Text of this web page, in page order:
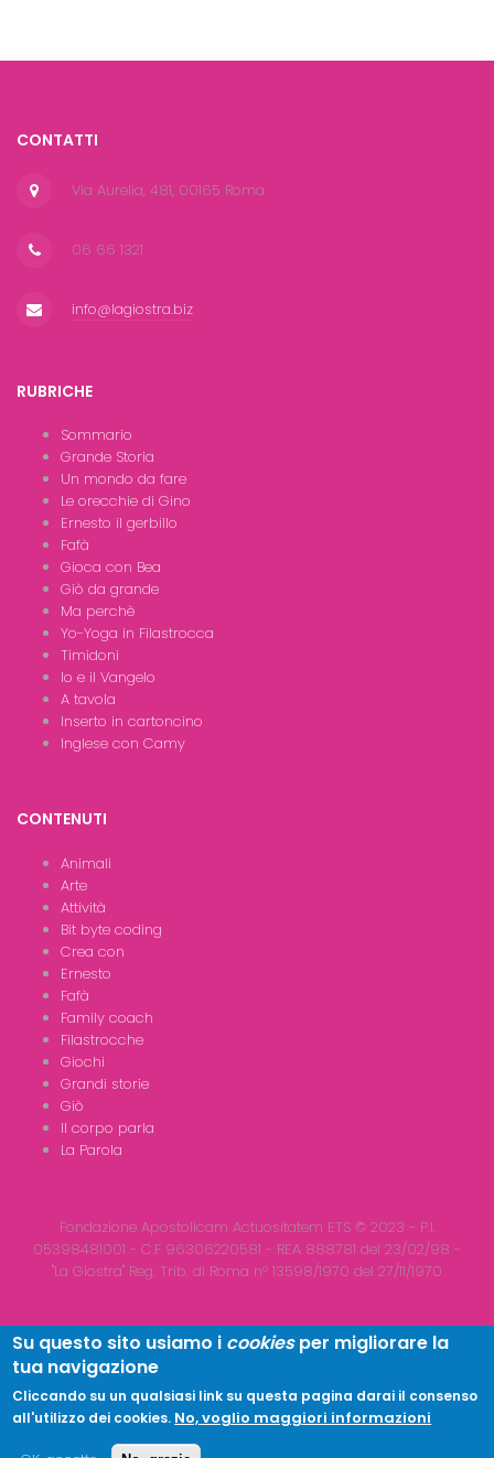
CONTATTI
Via Aurelia, 481, 00165 Roma
06 66 1321
info@lagiostra.biz
RUBRICHE
Sommario
Grande Storia
Un mondo da fare
Le orecchie di Gino
Ernesto il gerbillo
Fafà
Gioca con Bea
Giò da grande
Ma perchè
Yo-Yoga in Filastrocca
Timidoni
Io e il Vangelo
A tavola
Inserto in cartoncino
Inglese con Camy
CONTENUTI
Animali
Arte
Attività
Bit byte coding
Crea con
Ernesto
Fafà
Family coach
Filastrocche
Giochi
Grandi storie
Giò
Il corpo parla
La Parola
Fondazione Apostolicam Actuositatem ETS © 2023 - P.I.
05398481001 - C.F 96306220581 - REA 888781 del 23/02/98 -
"La Giostra" Reg. Trib. di Roma n° 13598/1970 del 27/11/1970
Copyright © 2026LA GIOSTRA | All Rights Reserved
Su questo sito usiamo i cookiesper migliorare la
tua navigazione
Cliccando su un qualsiasi link su questa pagina darai il consenso
all'utilizzo dei cookies. No, voglio maggiori informazioni